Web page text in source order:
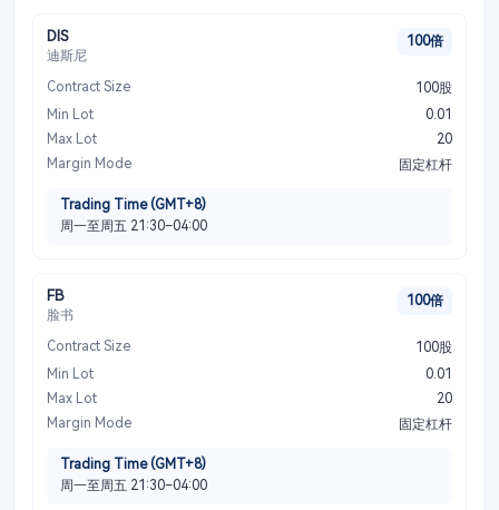
DIS
迪斯尼
100倍
Contract Size
100股
Min Lot
0.01
Max Lot
20
Margin Mode
固定杠杆
Trading Time (GMT+8)
周一至周五 21:30–04:00
FB
脸书
100倍
Contract Size
100股
Min Lot
0.01
Max Lot
20
Margin Mode
固定杠杆
Trading Time (GMT+8)
周一至周五 21:30–04:00